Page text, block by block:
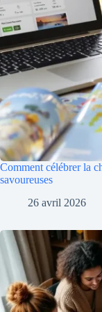
Comment célébrer la
savoureuses
26 avril 2026